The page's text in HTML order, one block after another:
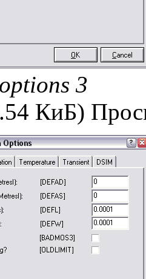
3
КиБ)